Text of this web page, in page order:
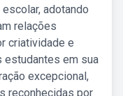
adotando
relações
criatividade e
estudantes em sua
excepcional,
reconhecidas por